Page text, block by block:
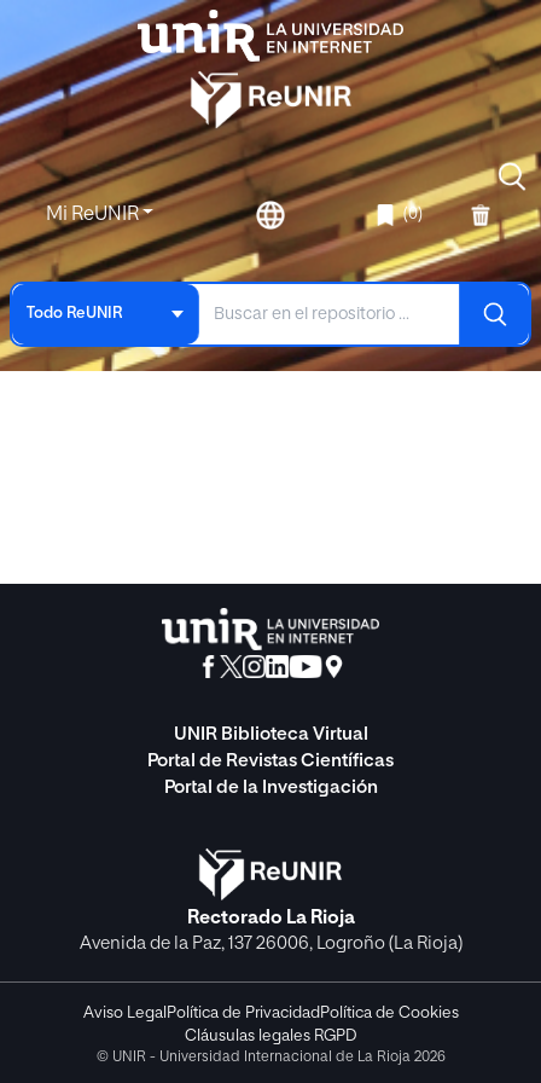
Mi ReUNIR (0)
Todo ReUNIR
UNIR Biblioteca Virtual
Portal de Revistas Científicas
Portal de la Investigación
Rectorado La Rioja
Avenida de la Paz, 137 26006, Logroño (La Rioja)
Aviso Legal Política de Privacidad Política de Cookies
Cláusulas legales RGPD
© UNIR - Universidad Internacional de La Rioja 2026